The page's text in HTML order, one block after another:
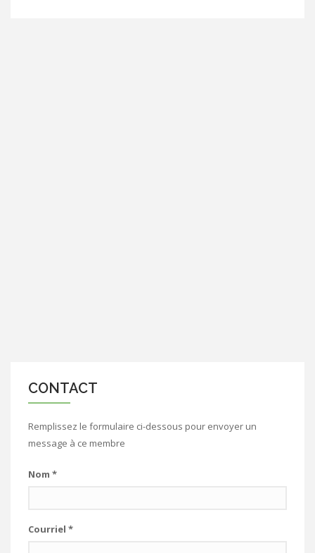
CONTACT
Remplissez le formulaire ci-dessous pour envoyer un
message à ce membre
Nom *
Courriel *